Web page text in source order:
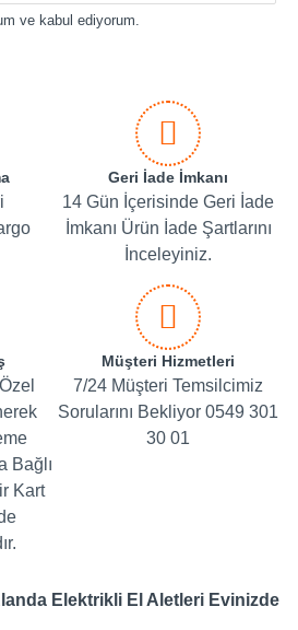
ve kabul ediyorum.
Geri İade İmkanı
14 Gün İçerisinde Geri İade
İmkanı Ürün İade Şartlarını
İnceleyiniz.
Bağlı
Kart
Müşteri Hizmetleri
7/24 Müşteri Temsilcimiz
Sorularını Bekliyor 0549 301
30 01
Elektrikli El Aletleri Evinizde